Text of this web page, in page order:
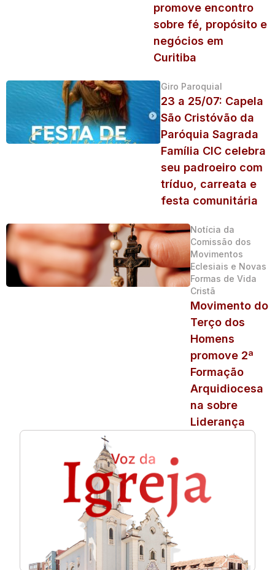
promove encontro
sobre fé, propósito e
negócios em
Curitiba
Giro Paroquial
23 a 25/07: Capela
São Cristóvão da
Paróquia Sagrada
Família CIC celebra
seu padroeiro com
tríduo, carreata e
festa comunitária
Notícia da
Comissão dos
Movimentos
Eclesiais e Novas
Formas de Vida
Cristã
Movimento do
Terço dos
Homens
promove 2ª
Formação
Arquidiocesa
na sobre
Liderança